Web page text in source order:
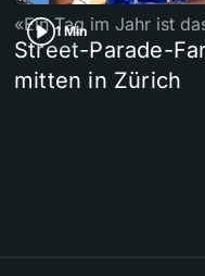
1 Min
«Ein Tag im Jahr ist
Street-Parade-
mitten in Zürich